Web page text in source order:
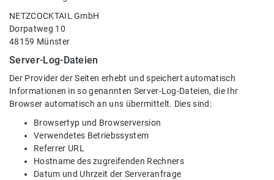
NETZCOCKTAIL GmbH
Dorpatweg 10
48159 Münster
Server-Log-Dateien
Der Provider der Seiten erhebt und speichert automatisch
Informationen in so genannten Server-Log-Dateien, die Ihr
Browser automatisch an uns übermittelt. Dies sind:
Browsertyp und Browserversion
Verwendetes Betriebssystem
Referrer URL
Hostname des zugreifenden Rechners
Datum und Uhrzeit der Serveranfrage